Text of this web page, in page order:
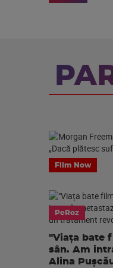
Film Now
PeRoz
"Viața bate
sân. Am
Alina